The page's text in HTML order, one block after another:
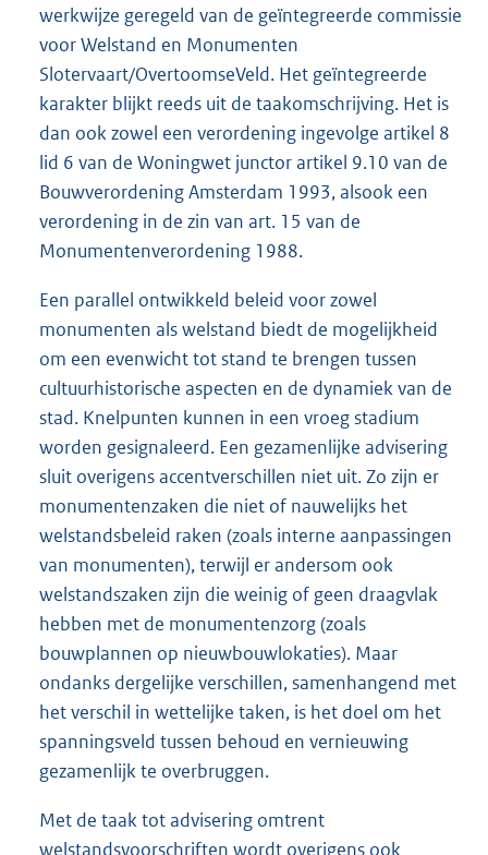
werkwijze geregeld van de geïntegreerde commissie
voor Welstand en Monumenten
Slotervaart/OvertoomseVeld. Het geïntegreerde
karakter blijkt reeds uit de taakomschrijving. Het is
dan ook zowel een verordening ingevolge artikel 8
lid 6 van de Woningwet junctor artikel 9.10 van de
Bouwverordening Amsterdam 1993, alsook een
verordening in de zin van art. 15 van de
Monumentenverordening 1988.
Een parallel ontwikkeld beleid voor zowel
monumenten als welstand biedt de mogelijkheid
om een evenwicht tot stand te brengen tussen
cultuurhistorische aspecten en de dynamiek van de
stad. Knelpunten kunnen in een vroeg stadium
worden gesignaleerd. Een gezamenlijke advisering
sluit overigens accentverschillen niet uit. Zo zijn er
monumentenzaken die niet of nauwelijks het
welstandsbeleid raken (zoals interne aanpassingen
van monumenten), terwijl er andersom ook
welstandszaken zijn die weinig of geen draagvlak
hebben met de monumentenzorg (zoals
bouwplannen op nieuwbouwlokaties). Maar
ondanks dergelijke verschillen, samenhangend met
het verschil in wettelijke taken, is het doel om het
spanningsveld tussen behoud en vernieuwing
gezamenlijk te overbruggen.
Met de taak tot advisering omtrent
welstandsvoorschriften wordt overigens ook